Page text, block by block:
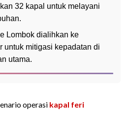
32 kapal untuk melayani
Lombok dialihkan ke
untuk mitigasi kepadatan di
utama.
operasi kapal feri